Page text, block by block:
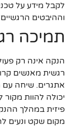
לקבל מידע על
וההיבטים
תמיכה
הנקה אינה רק
רגשית מאנשים
אתגרים. שיחה עם
יכולה להוות מקור
פיזית במהלך
מקום שקט ונעים